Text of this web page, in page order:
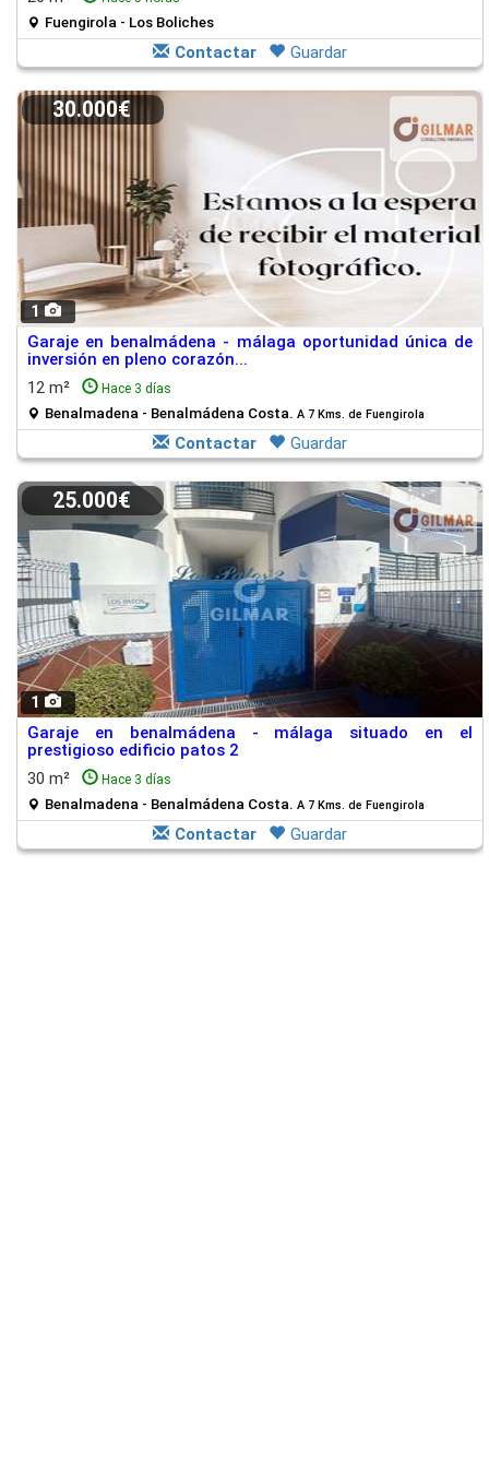
Fuengirola - Los Boliches
Contactar Guardar
1
30.000€
Garaje en benalmádena - málaga oportunidad única de
inversión en pleno corazón...
12 m²
Hace 3 días
Benalmadena - Benalmádena Costa. A 7 Kms. de Fuengirola
Contactar Guardar
1
25.000€
Garaje en benalmádena - málaga situado en el
prestigioso edificio patos 2
30 m²
Hace 3 días
Benalmadena - Benalmádena Costa. A 7 Kms. de Fuengirola
Contactar Guardar